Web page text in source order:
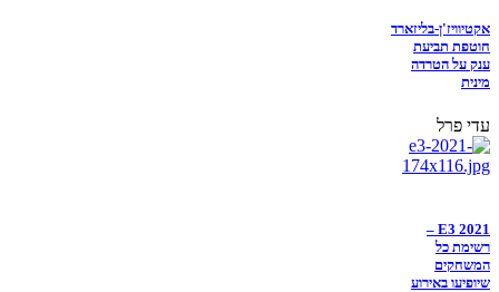
אקטיוויז'ן-בליזארד
חוטפת תביעת
ענק על הטרדה
מינית
עדי פרל
E3 2021 –
רשימת כל
המשחקים
שיופיעו באירוע